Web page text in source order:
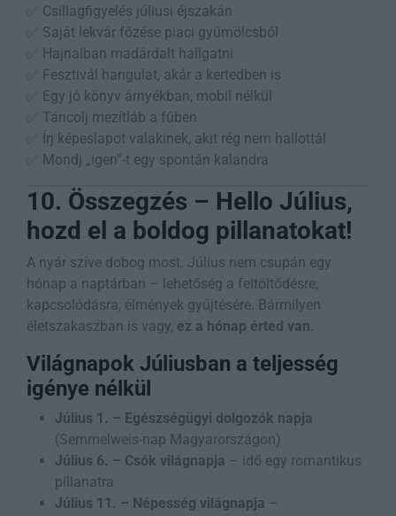
✅ Csillagfigyelés júliusi éjszakán
✅ Saját lekvár főzése piaci gyümölcsből
✅ Hajnalban madárdalt hallgatni
✅ Fesztivál hangulat, akár a kertedben is
✅ Egy jó könyv árnyékban, mobil nélkül
✅ Táncolj mezítláb a fűben
✅ Írj képeslapot valakinek, akit rég nem hallottál
✅ Mondj „igen”-t egy spontán kalandra
10. Összegzés – Hello Július,
hozd el a boldog pillanatokat!
A nyár szíve dobog most. Július nem csupán egy
hónap a naptárban – lehetőség a feltöltődésre,
kapcsolódásra, élmények gyűjtésére. Bármilyen
életszakaszban is vagy, ez a hónap érted van.
Világnapok Júliusban a teljesség
igénye nélkül
Július 1. – Egészségügyi dolgozók napja
(Semmelweis-nap Magyarországon)
Július 6. – Csók világnapja – idő egy romantikus
pillanatra
Július 11. – Népesség világnapja –